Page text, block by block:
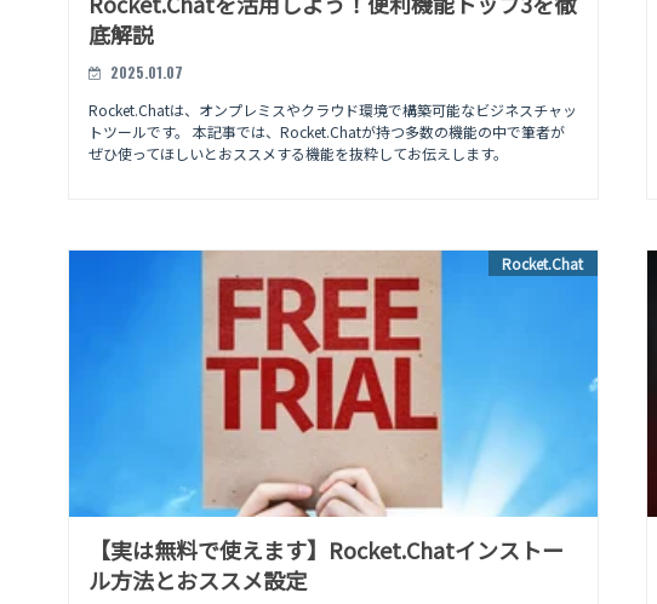
底解説
2025.01.07
Rocket.Chatは、オンプレミスやクラウド環境で構築可能なビジネスチャッ
トツールです。 本記事では、Rocket.Chatが持つ多数の機能の中で筆者が
ぜひ使ってほしいとおススメする機能を抜粋してお伝えします。
Rocket.Chat
【実は無料で使えます】Rocket.Chatインストー
ル方法とおススメ設定